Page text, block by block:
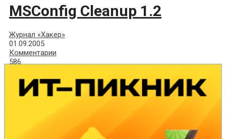
MSConfig Cleanup 1.2
Журнал «Хакер»
01.09.2005
Комментарии
586